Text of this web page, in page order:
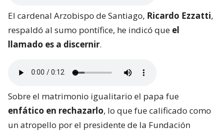
El cardenal Arzobispo de Santiago, Ricardo Ezzatti,
respaldó al sumo pontífice, he indicó que el
llamado es a discernir.
Sobre el matrimonio igualitario el papa fue
enfático en rechazarlo, lo que fue calificado como
un atropello por el presidente de la Fundación